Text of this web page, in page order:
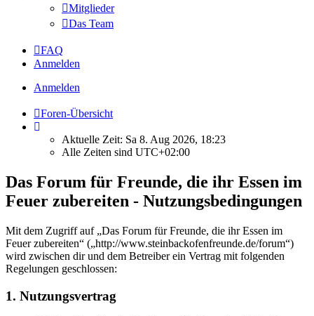
Mitglieder
Das Team
FAQ
Anmelden
Anmelden
Foren-Übersicht
Aktuelle Zeit: Sa 8. Aug 2026, 18:23
Alle Zeiten sind UTC+02:00
Das Forum für Freunde, die ihr Essen im
Feuer zubereiten - Nutzungsbedingungen
Mit dem Zugriff auf „Das Forum für Freunde, die ihr Essen im
Feuer zubereiten“ („http://www.steinbackofenfreunde.de/forum“)
wird zwischen dir und dem Betreiber ein Vertrag mit folgenden
Regelungen geschlossen:
1. Nutzungsvertrag